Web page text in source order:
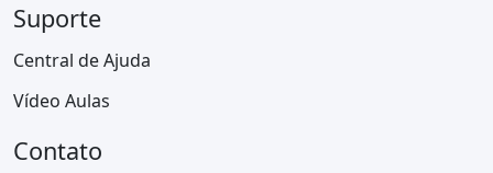
Suporte
Central de Ajuda
Vídeo Aulas
Contato